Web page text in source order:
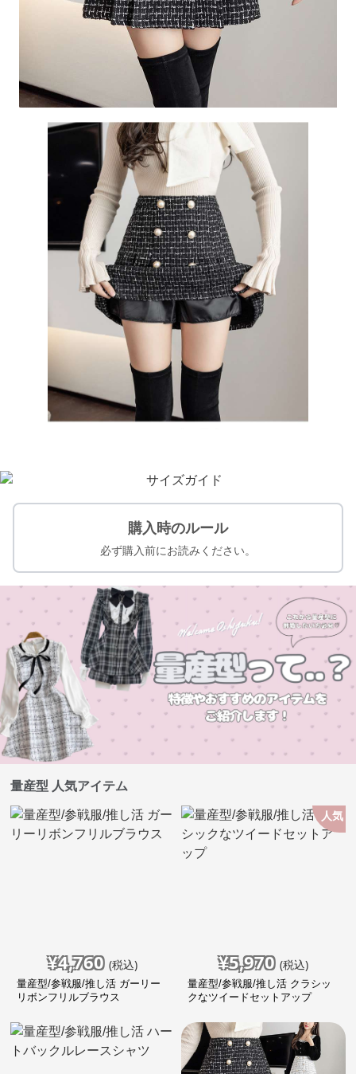
購入時のルール
必ず購入前にお読みください。
量産型 人気アイテム
¥4,760 (税込)
量産型/参戦服/推し活 ガーリー
リボンフリルブラウス
人気
¥5,970 (税込)
量産型/参戦服/推し活 クラシッ
クなツイードセットアップ